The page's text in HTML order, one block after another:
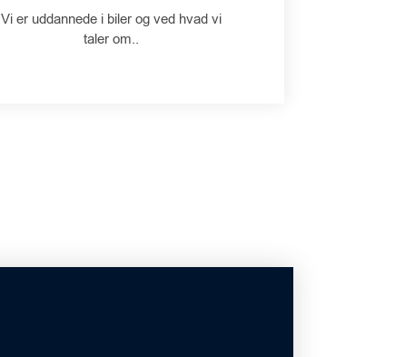
Vi er uddannede i biler og ved hvad vi
taler om..